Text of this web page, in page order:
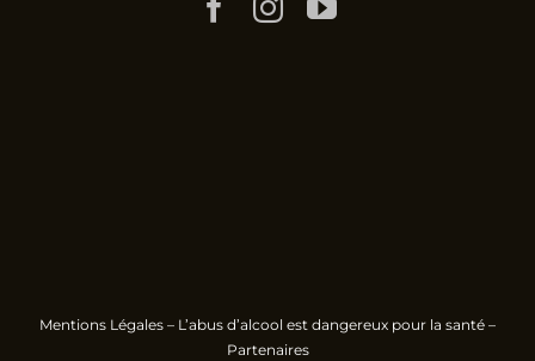
Mentions Légales – L’abus d’alcool est dangereux pour la santé –
Partenaires